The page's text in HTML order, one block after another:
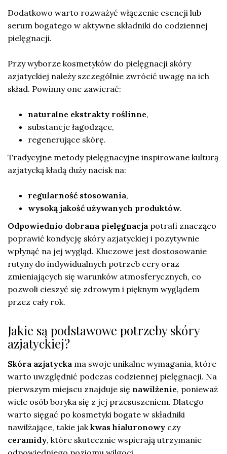
Dodatkowo warto rozważyć włączenie esencji lub
serum bogatego w aktywne składniki do codziennej
pielęgnacji.
Przy wyborze kosmetyków do pielęgnacji skóry
azjatyckiej należy szczególnie zwrócić uwagę na ich
skład. Powinny one zawierać:
naturalne ekstrakty roślinne,
substancje łagodzące,
regenerujące skórę.
Tradycyjne metody pielęgnacyjne inspirowane kulturą
azjatycką kładą duży nacisk na:
regularność stosowania,
wysoką jakość używanych produktów.
Odpowiednio dobrana pielęgnacja potrafi znacząco
poprawić kondycję skóry azjatyckiej i pozytywnie
wpłynąć na jej wygląd. Kluczowe jest dostosowanie
rutyny do indywidualnych potrzeb cery oraz
zmieniających się warunków atmosferycznych, co
pozwoli cieszyć się zdrowym i pięknym wyglądem
przez cały rok.
Jakie są podstawowe potrzeby skóry
azjatyckiej?
Skóra azjatycka ma swoje unikalne wymagania, które
warto uwzględnić podczas codziennej pielęgnacji. Na
pierwszym miejscu znajduje się nawilżenie, ponieważ
wiele osób boryka się z jej przesuszeniem. Dlatego
warto sięgać po kosmetyki bogate w składniki
nawilżające, takie jak kwas hialuronowy czy
ceramidy, które skutecznie wspierają utrzymanie